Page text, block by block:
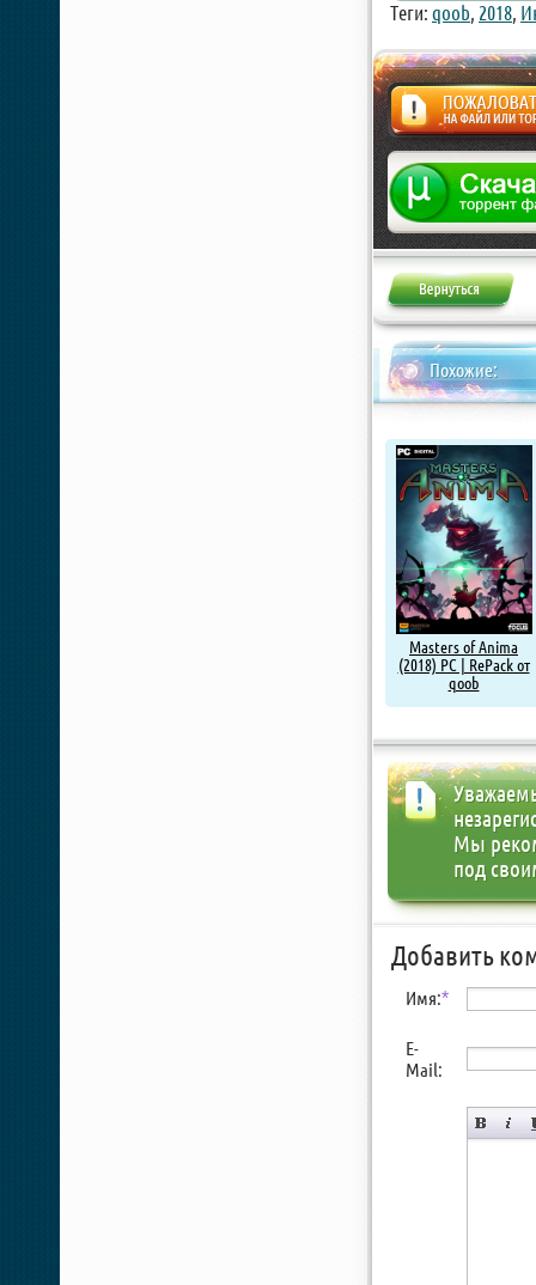
Теги: qoob, 2018,
Жалоба
Похожие:
Masters of Anima
(2018) PC | RePack от
qoob
Мы
под
Добавить
Имя:*
E-
Mail: